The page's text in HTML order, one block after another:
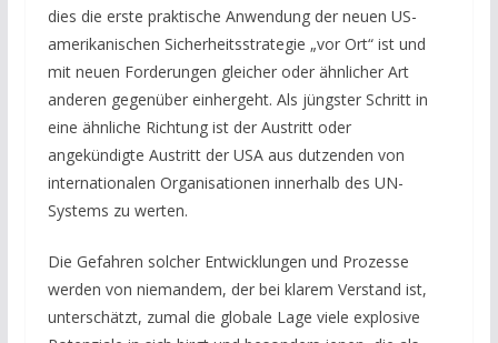
dies die erste praktische Anwendung der neuen US-
amerikanischen Sicherheitsstrategie „vor Ort“ ist und
mit neuen Forderungen gleicher oder ähnlicher Art
anderen gegenüber einhergeht. Als jüngster Schritt in
eine ähnliche Richtung ist der Austritt oder
angekündigte Austritt der USA aus dutzenden von
internationalen Organisationen innerhalb des UN-
Systems zu werten.
Die Gefahren solcher Entwicklungen und Prozesse
werden von niemandem, der bei klarem Verstand ist,
unterschätzt, zumal die globale Lage viele explosive